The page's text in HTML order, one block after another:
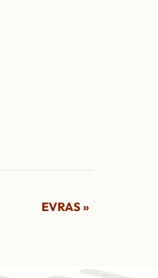
EVRAS»